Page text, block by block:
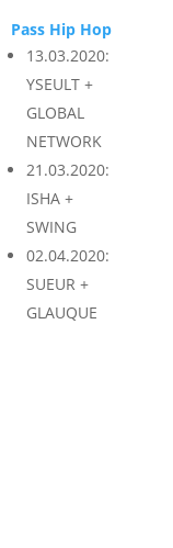
Pass Hip Hop
13.03.2020:
YSEULT +
GLOBAL
NETWORK
21.03.2020:
ISHA +
SWING
02.04.2020:
SUEUR +
GLAUQUE